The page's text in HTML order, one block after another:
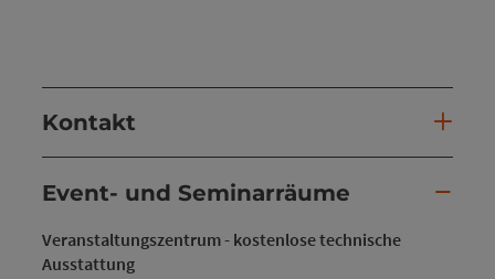
Kontakt
Event- und Seminarräume
Veranstaltungszentrum - kostenlose technische
Ausstattung